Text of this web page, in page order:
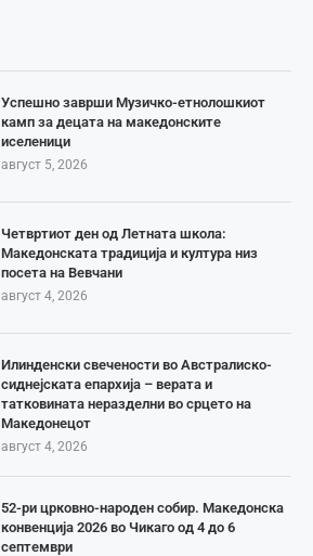
Успешно заврши Музичко-етнолошкиот
камп за децата на македонските
иселеници
август 5, 2026
Четвртиот ден од Летната школа:
Македонската традиција и култура низ
посета на Вевчани
август 4, 2026
Илинденски свечености во Австралиско-
сиднејската епархија – верата и
татковината неразделни во срцето на
Македонецот
август 4, 2026
52-ри црковно-народен собир. Македонска
конвенција 2026 во Чикаго од 4 до 6
септември